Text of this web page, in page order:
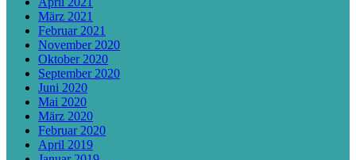
März 2021
Februar 2021
November 2020
Oktober 2020
September 2020
Juni 2020
Mai 2020
März 2020
Februar 2020
April 2019